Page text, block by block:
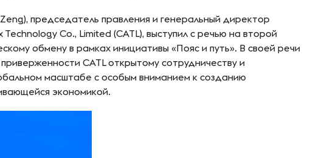
председатель правления и генеральный директор
Co., Limited (CATL), выступил с речью на второй
обмену в рамках инициативы «Пояс и путь». В своей речи
CATL открытому сотрудничеству и
масштабе с особым вниманием к созданию
экономикой.